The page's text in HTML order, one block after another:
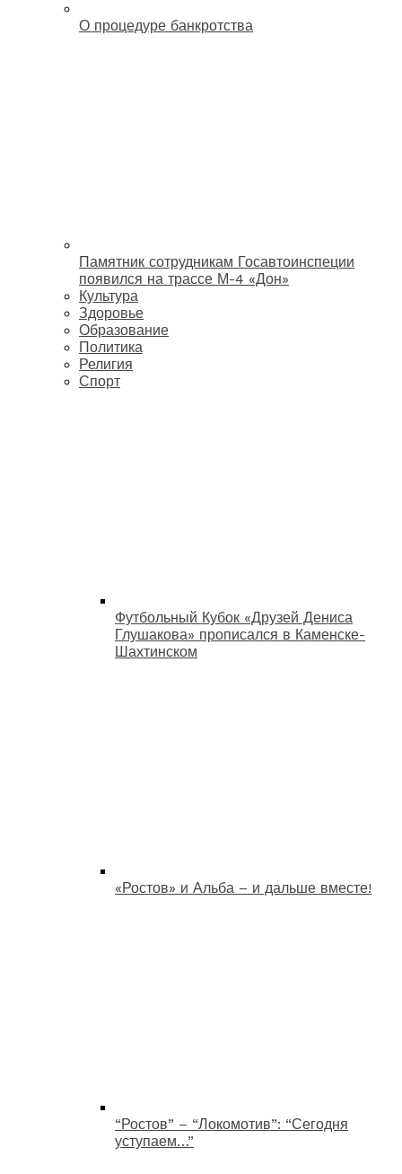
О процедуре банкротства
Памятник сотрудникам Госавтоинспеции
появился на трассе М-4 «Дон»
Культура
Здоровье
Образование
Политика
Религия
Спорт
Футбольный Кубок «Друзей Дениса
Глушакова» прописался в Каменске-
Шахтинском
«Ростов» и Альба – и дальше вместе!
“Ростов” – “Локомотив”: “Сегодня
уступаем…”